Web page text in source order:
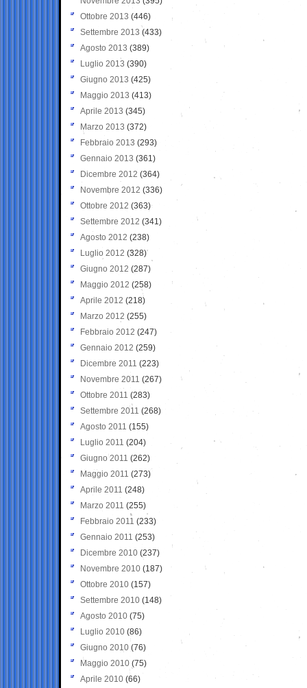
Ottobre 2013 (446)
Settembre 2013 (433)
Agosto 2013 (389)
Luglio 2013 (390)
Giugno 2013 (425)
Maggio 2013 (413)
Aprile 2013 (345)
Marzo 2013 (372)
Febbraio 2013 (293)
Gennaio 2013 (361)
Dicembre 2012 (364)
Novembre 2012 (336)
Ottobre 2012 (363)
Settembre 2012 (341)
Agosto 2012 (238)
Luglio 2012 (328)
Giugno 2012 (287)
Maggio 2012 (258)
Aprile 2012 (218)
Marzo 2012 (255)
Febbraio 2012 (247)
Gennaio 2012 (259)
Dicembre 2011 (223)
Novembre 2011 (267)
Ottobre 2011 (283)
Settembre 2011 (268)
Agosto 2011 (155)
Luglio 2011 (204)
Giugno 2011 (262)
Maggio 2011 (273)
Aprile 2011 (248)
Marzo 2011 (255)
Febbraio 2011 (233)
Gennaio 2011 (253)
Dicembre 2010 (237)
Novembre 2010 (187)
Ottobre 2010 (157)
Settembre 2010 (148)
Agosto 2010 (75)
Luglio 2010 (86)
Giugno 2010 (76)
Maggio 2010 (75)
Aprile 2010 (66)